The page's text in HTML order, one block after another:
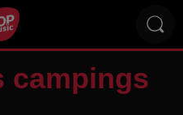
campings